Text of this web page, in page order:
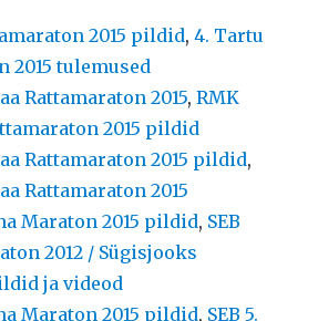
2015 pildid,4. Tartu
2015 tulemused
Rattamaraton 2015,RMK
2015 pildid
Rattamaraton 2015 pildid,
Rattamaraton 2015
Maraton 2015 pildid, SEB
2012 / Sügisjooks
ja videod
Maraton 2015 pildid, SEB 5.